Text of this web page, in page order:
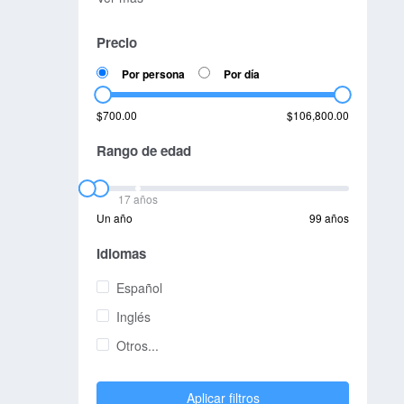
Precio
Por persona Por día
$700.00 $106,800.00
Rango de edad
17 años
Un año
99 años
Idiomas
Español
Inglés
Otros...
Aplicar filtros